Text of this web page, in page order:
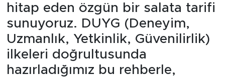
hitap eden özgün bir salata tarifi
sunuyoruz. DUYG (Deneyim,
Uzmanlık, Yetkinlik, Güvenilirlik)
ilkeleri doğrultusunda
hazırladığımız bu rehberle,